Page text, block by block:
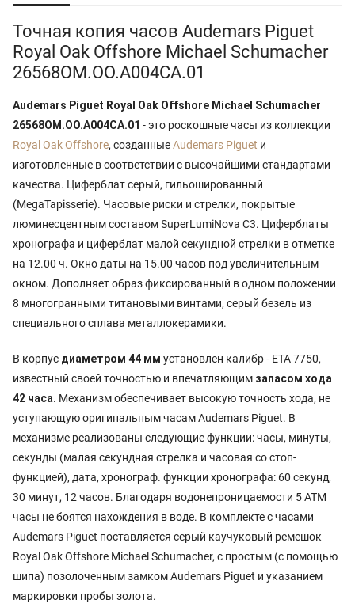
Точная копия часов Audemars Piguet
Royal Oak Offshore Michael Schumacher
26568OM.OO.A004CA.01
Audemars Piguet Royal Oak Offshore Michael Schumacher
26568OM.OO.A004CA.01 - это роскошные часы из коллекции
Royal Oak Offshore, созданныеAudemars Piguet и
изготовленные в соответствии с высочайшими стандартами
качества. Циферблат серый, гильошированный
(MegaTapisserie). Часовые риски и стрелки, покрытые
люминесцентным составом SuperLumiNova С3. Циферблаты
хронографа и циферблат малой секундной стрелки в отметке
на 12.00 ч. Окно даты на 15.00 часов под увеличительным
окном. Дополняет образ фиксированный в одном положении
8 многогранными титановыми винтами, серый безель из
специального сплава металлокерамики.
В корпус диаметром 44 мм установлен калибр - ETA 7750,
известный своей точностью и впечатляющим запасом хода
42 часа. Механизм обеспечивает высокую точность хода, не
уступающую оригинальным часам Audemars Piguet. В
механизме реализованы следующие функции: часы, минуты,
секунды (малая секундная стрелка и часовая со стоп-
функцией), дата, хронограф. функции хронографа: 60 секунд,
30 минут, 12 часов. Благодаря водонепроницаемости 5 АТМ
часы не боятся нахождения в воде. В комплекте с часами
Audemars Piguet поставляется серый каучуковый ремешок
Royal Oak Offshore Michael Schumacher, с простым (с помощью
шипа) позолоченным замком Audemars Piguet и указанием
маркировки пробы золота.